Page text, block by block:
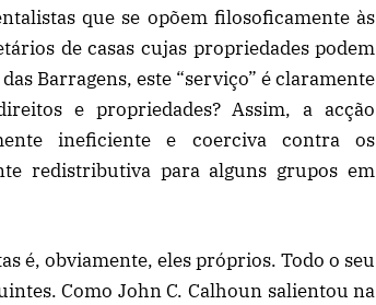
que se opõem filosoficamente às
de casas cujas propriedades podem
Barragens, este “serviço” é claramente
e propriedades? Assim, a acção
ineficiente e coerciva contra os
redistributiva para alguns grupos em
é, obviamente, eles próprios. Todo o seu
Como John C. Calhoun salientou na